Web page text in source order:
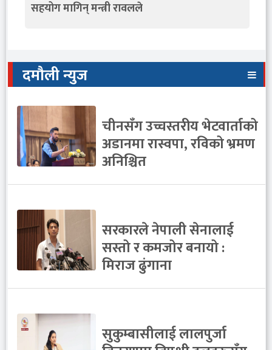
सहयोग मागिन् मन्त्री रावलले
दमौली न्युज
चीनसँग उच्चस्तरीय भेटवार्ताको
अडानमा रास्वपा, रविको भ्रमण
अनिश्चित
सरकारले नेपाली सेनालाई
सस्तो र कमजोर बनायो :
मिराज ढुंगाना
सुकुम्बासीलाई लालपुर्जा